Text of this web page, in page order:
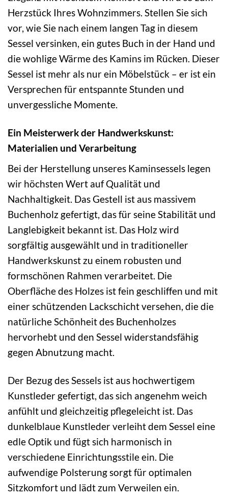
Herzstück Ihres Wohnzimmers. Stellen Sie sich
vor, wie Sie nach einem langen Tag in diesem
Sessel versinken, ein gutes Buch in der Hand und
die wohlige Wärme des Kamins im Rücken. Dieser
Sessel ist mehr als nur ein Möbelstück – er ist ein
Versprechen für entspannte Stunden und
unvergessliche Momente.
Ein Meisterwerk der Handwerkskunst:
Materialien und Verarbeitung
Bei der Herstellung unseres Kaminsessels legen
wir höchsten Wert auf Qualität und
Nachhaltigkeit. Das Gestell ist aus massivem
Buchenholz gefertigt, das für seine Stabilität und
Langlebigkeit bekannt ist. Das Holz wird
sorgfältig ausgewählt und in traditioneller
Handwerkskunst zu einem robusten und
formschönen Rahmen verarbeitet. Die
Oberfläche des Holzes ist fein geschliffen und mit
einer schützenden Lackschicht versehen, die die
natürliche Schönheit des Buchenholzes
hervorhebt und den Sessel widerstandsfähig
gegen Abnutzung macht.
Der Bezug des Sessels ist aus hochwertigem
Kunstleder gefertigt, das sich angenehm weich
anfühlt und gleichzeitig pflegeleicht ist. Das
dunkelblaue Kunstleder verleiht dem Sessel eine
edle Optik und fügt sich harmonisch in
verschiedene Einrichtungsstile ein. Die
aufwendige Polsterung sorgt für optimalen
Sitzkomfort und lädt zum Verweilen ein.